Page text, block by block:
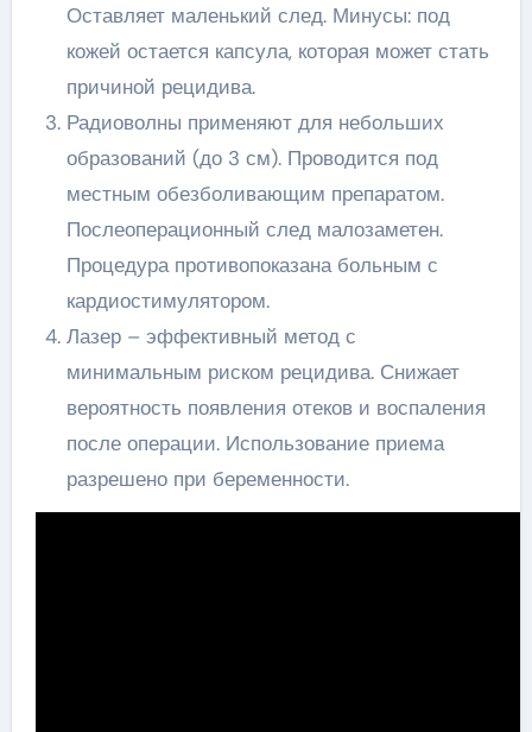
Оставляет маленький след. Минусы: под
кожей остается капсула, которая может стать
причиной рецидива.
Радиоволны применяют для небольших
образований (до 3 см). Проводится под
местным обезболивающим препаратом.
Послеоперационный след малозаметен.
Процедура противопоказана больным с
кардиостимулятором.
Лазер – эффективный метод с
минимальным риском рецидива. Снижает
вероятность появления отеков и воспаления
после операции. Использование приема
разрешено при беременности.